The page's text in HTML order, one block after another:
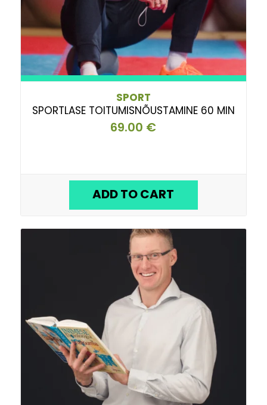
SPORT
SPORTLASE TOITUMISNÕUSTAMINE 60 MIN
69.00 €
ADD TO CART